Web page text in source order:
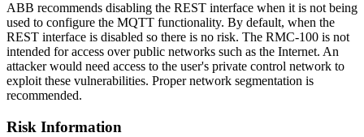
ABB recommends disabling the REST interface when it is not being
used to configure the MQTT functionality. By default, when the
REST interface is disabled so there is no risk. The RMC-100 is not
intended for access over public networks such as the Internet. An
attacker would need access to the user's private control network to
exploit these vulnerabilities. Proper network segmentation is
recommended.
Risk Information